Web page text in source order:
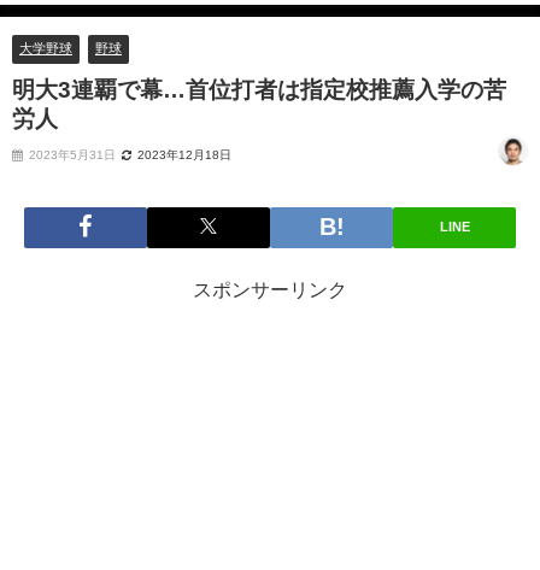
労人
大学野球 野球
明大3連覇で幕…首位打者は指定校推薦入学の苦
労人
2023年5月31日 2023年12月18日
LINE
スポンサーリンク